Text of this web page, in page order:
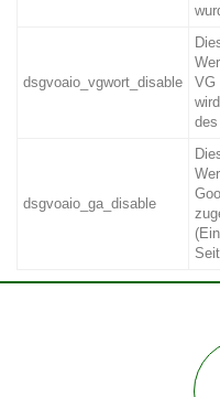
dsgvoaio_vgwort_disable
VG
des
dsgvoaio_ga_disable